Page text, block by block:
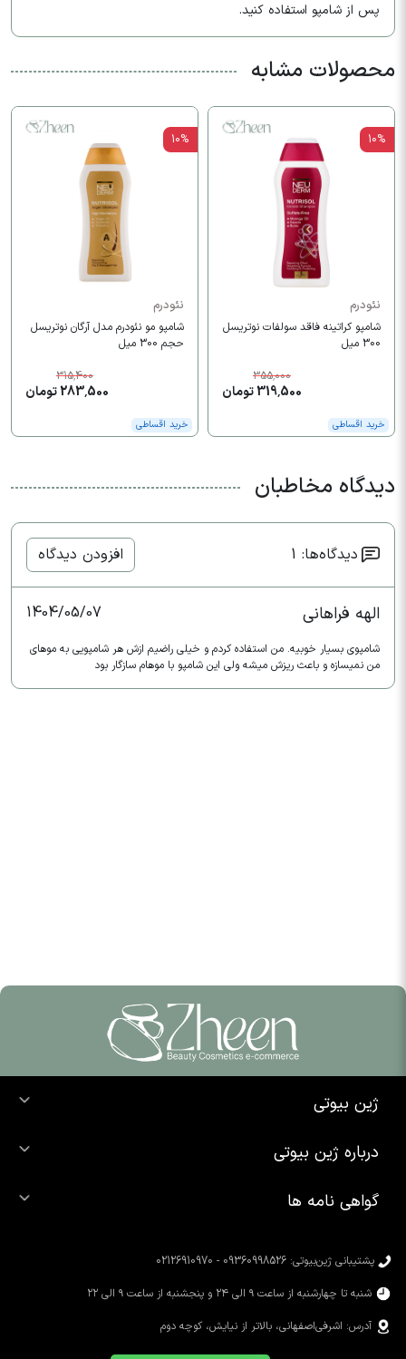
پس از شامپو استفاده کنید.​
محصولات مشابه
10%
نئودرم
شامپو کراتینه فاقد سولفات نوتریسل
300 میل
355,000
319,500 تومان
خرید اقساطی
10%
نئودرم
شامپو مو نئودرم مدل آرگان نوتریسل
حجم 300 میل
315,400
283,500 تومان
خرید اقساطی
دیدگاه مخاطبان
دیدگاه‌ها: 1 افزودن دیدگاه
الهه فراهانی 1404/05/07
شامپوی بسیار خوبیه. من استفاده کردم و خیلی راضیم ازش هر شامپویی به موهای
من نمیسازه و باعث ریزش میشه ولی این شامپو با موهام سازگار بود
ژین بیوتی
خرید شوینده صورت
خرید رژ لب
درباره ژین بیوتی
تماس با ما
محصولات سیمپل
گواهی نامه ها
پشتیبانی ژین‌بیوتی: 09360998526 - 02126910970
شنبه تا چهارشنبه از ساعت ۹ الی ۲۴ و پنجشنبه از ساعت ۹ الی ۲۲
آدرس: اشرفی‌اصفهانی، بالاتر از نیایش، کوچه دوم